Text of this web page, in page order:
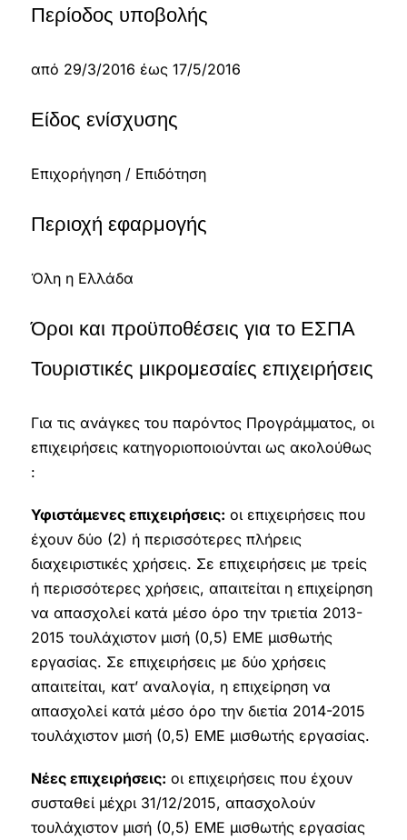
Περίοδος υποβολής
από 29/3/2016 έως 17/5/2016
Είδος ενίσχυσης
Επιχορήγηση / Επιδότηση
Περιοχή εφαρμογής
Όλη η Ελλάδα
Όροι και προϋποθέσεις για το ΕΣΠΑ
Τουριστικές μικρομεσαίες επιχειρήσεις
Για τις ανάγκες του παρόντος Προγράμματος, οι
επιχειρήσεις κατηγοριοποιούνται ως ακολούθως
:
Υφιστάμενες επιχειρήσεις: οι επιχειρήσεις που
έχουν δύο (2) ή περισσότερες πλήρεις
διαχειριστικές χρήσεις. Σε επιχειρήσεις με τρείς
ή περισσότερες χρήσεις, απαιτείται η επιχείρηση
να απασχολεί κατά μέσο όρο την τριετία 2013-
2015 τουλάχιστον μισή (0,5) ΕΜΕ μισθωτής
εργασίας. Σε επιχειρήσεις με δύο χρήσεις
απαιτείται, κατ’ αναλογία, η επιχείρηση να
απασχολεί κατά μέσο όρο την διετία 2014-2015
τουλάχιστον μισή (0,5) ΕΜΕ μισθωτής εργασίας.
Νέες επιχειρήσεις: οι επιχειρήσεις που έχουν
συσταθεί μέχρι 31/12/2015, απασχολούν
τουλάχιστον μισή (0,5) ΕΜΕ μισθωτής εργασίας